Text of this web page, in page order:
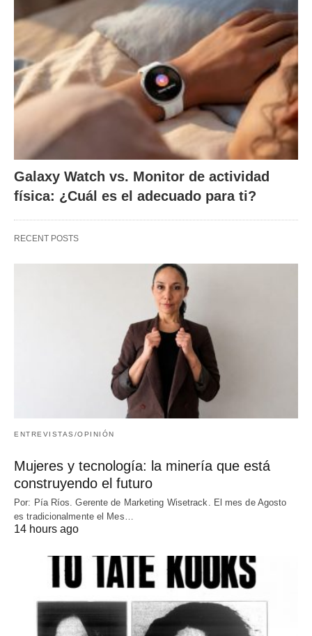
Galaxy Watch vs. Monitor de actividad
física: ¿Cuál es el adecuado para ti?
RECENT POSTS
ENTREVISTAS/OPINIÓN
Mujeres y tecnología: la minería que está
construyendo el futuro
Por: Pía Ríos. Gerente de Marketing Wisetrack. El mes de Agosto
es tradicionalmente el Mes…
14 hours ago